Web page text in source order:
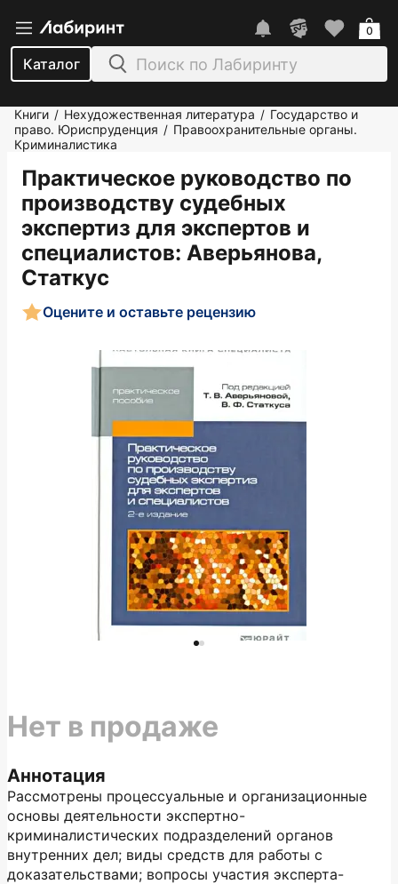
Каталог
0
Книги / Нехудожественная литература / Государство и
право. Юриспруденция / Правоохранительные органы.
Криминалистика
Практическое руководство по
производству судебных
экспертиз для экспертов и
специалистов: Аверьянова,
Статкус
Оцените и оставьте рецензию
Аннотация
Рассмотрены процессуальные и организационные
основы деятельности экспертно-
криминалистических подразделений органов
внутренних дел; виды средств для работы с
доказательствами; вопросы участия эксперта-
Нет в продаже